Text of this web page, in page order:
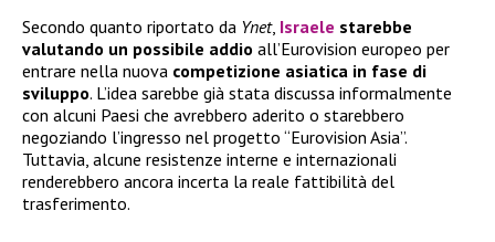
Secondo quanto riportato da Ynet, Israele starebbe
valutando un possibile addio all’Eurovision europeo per
entrare nella nuova competizione asiatica in fase di
sviluppo. L’idea sarebbe già stata discussa informalmente
con alcuni Paesi che avrebbero aderito o starebbero
negoziando l’ingresso nel progetto “Eurovision Asia”.
Tuttavia, alcune resistenze interne e internazionali
renderebbero ancora incerta la reale fattibilità del
trasferimento.